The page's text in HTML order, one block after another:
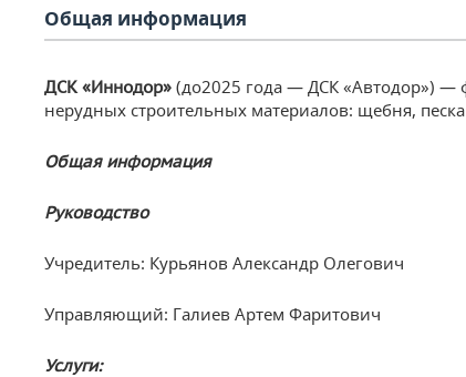
Общая информация
ДСК «Иннодор» (до2025 года — ДСК «Автодор») —
нерудных строительных материалов: щебня,
Общая информация
Руководство
Учредитель: Курьянов Александр Олегович
Управляющий: Галиев Артем Фаритович
Услуги: